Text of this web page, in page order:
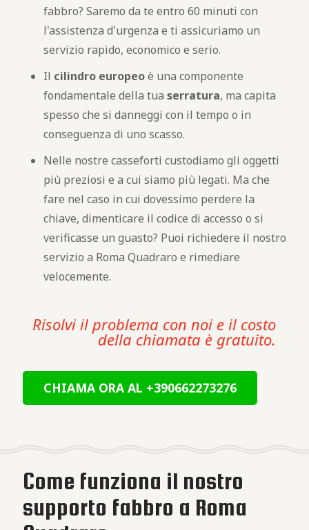
fabbro? Saremo da te entro 60 minuti con
l'assistenza d'urgenza e ti assicuriamo un
servizio rapido, economico e serio.
Il cilindro europeoè una componente
fondamentale della tua serratura, ma capita
spesso che si danneggi con il tempo o in
conseguenza di uno scasso.
Nelle nostre casseforti custodiamo gli oggetti
più preziosi e a cui siamo più legati. Ma che
fare nel caso in cui dovessimo perdere la
chiave, dimenticare il codice di accesso o si
verificasse un guasto? Puoi richiedere il nostro
servizio a Roma Quadraro e rimediare
velocemente.
Risolvi il problema con noi e il costo
della chiamata è gratuito.
CHIAMA ORA AL +390662273276
Come funziona il nostro
supporto fabbro a Roma